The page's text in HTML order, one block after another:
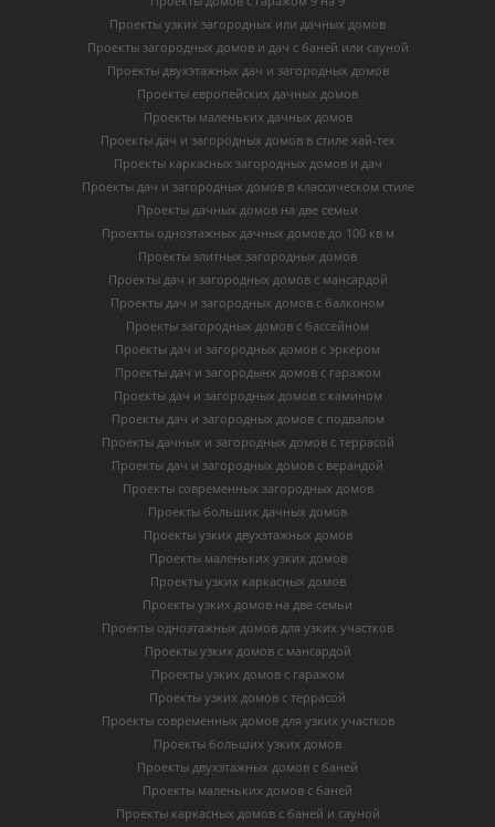
Проекты узких загородных или дачных домов
Проекты загородных домов и дач с баней или сауной
Проекты двухэтажных дач и загородных домов
Проекты европейских дачных домов
Проекты маленьких дачных домов
Проекты дач и загородных домов в стиле хай-тек
Проекты каркасных загородных домов и дач
Проекты дач и загородных домов в классическом стиле
Проекты дачных домов на две семьи
Проекты одноэтажных дачных домов до 100 кв м
Проекты элитных загородных домов
Проекты дач и загородных домов с мансардой
Проекты дач и загородных домов с балконом
Проекты загородных домов с бассейном
Проекты дач и загородных домов с эркером
Проекты дач и загородынх домов с гаражом
Проекты дач и загородных домов с камином
Проекты дач и загородных домов с подвалом
Проекты дачных и загородных домов с террасой
Проекты дач и загородных домов с верандой
Проекты современных загородных домов
Проекты больших дачных домов
Проекты узких двухэтажных домов
Проекты маленьких узких домов
Проекты узких каркасных домов
Проекты узких домов на две семьи
Проекты одноэтажных домов для узких участков
Проекты узких домов с мансардой
Проекты узких домов с гаражом
Проекты узких домов с террасой
Проекты современных домов для узких участков
Проекты больших узких домов
Проекты двухэтажных домов с баней
Проекты маленьких домов с баней
Проекты каркасных домов c баней и сауной